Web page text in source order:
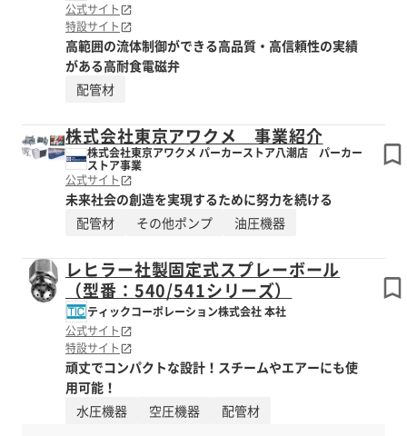
公式サイト
特設サイト
高範囲の流体制御ができる高品質・高信頼性の実績
がある高耐食電磁弁
配管材
株式会社東京アワクメ 事業紹介
株式会社東京アワクメ パーカーストア八潮店 パーカー
ストア事業
公式サイト
未来社会の創造を実現するために努力を続ける
配管材
その他ポンプ 油圧機器
レヒラー社製固定式スプレーボール
（型番：540/541シリーズ）
ティックコーポレーション株式会社 本社
公式サイト
特設サイト
頑丈でコンパクトな設計！スチームやエアーにも使
用可能！
水圧機器
空圧機器
配管材